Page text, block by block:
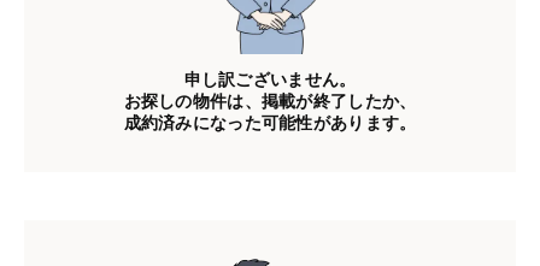
申し訳ございません。
お探しの物件は、掲載が終了したか、
成約済みになった可能性があります。